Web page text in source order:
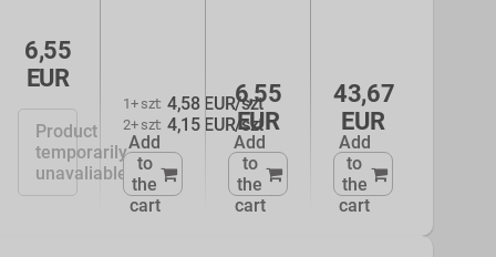
6,55
EUR
Product
temporarily
unavaliable
1+ szt: 4,58 EUR/szt
2+ szt: 4,15 EUR/szt
Add
to
the
cart
6,55
EUR
Add
to
the
cart
43,67
EUR
Add
to
the
cart